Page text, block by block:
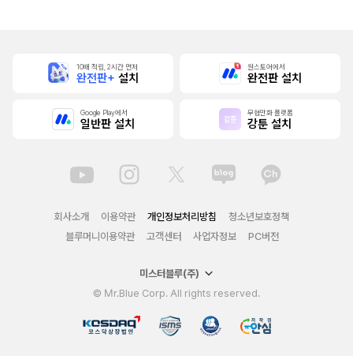
10배 적립, 2시간 먼저
완전판+ 설치
원스토어에서
완전판 설치
Google Play에서
일반판 설치
무협만화 플랫폼
강툰 설치
회사소개 이용약관 개인정보처리방침
청소년보호정책
블루머니이용약관
고객센터 사업자정보 PC버전
미스터블루(주)
© Mr.Blue Corp. All rights reserved.